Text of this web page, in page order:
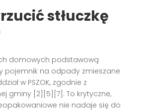
stłuczkę
domowych podstawową
pojemnik na odpady zmieszane
w PSZOK, zgodnie z
gminy [2][5][7]. To krytyczne,
nie nadaje się do